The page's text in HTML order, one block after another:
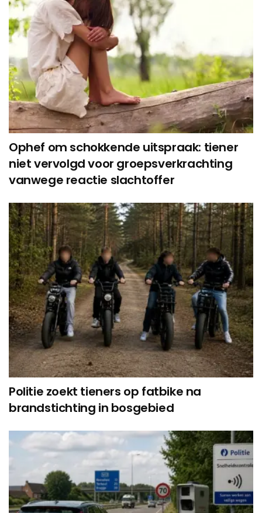
Ophef om schokkende uitspraak: tiener
niet vervolgd voor groepsverkrachting
vanwege reactie slachtoffer
Politie zoekt tieners op fatbike na
brandstichting in bosgebied